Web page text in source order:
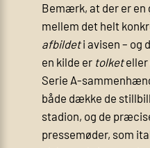
Bemærk, at der er en
mellem det helt
afbildeti avisen – og
en kilde er tolketeller
Serie A-
både dække de
stadion, og de
pressemøder, som